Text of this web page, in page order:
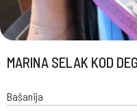
MARINA SELAK KOD
Bašanija